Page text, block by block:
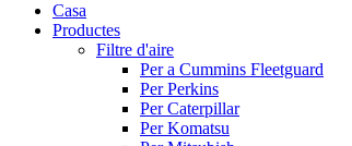
Casa
Productes
Filtre d'aire
Per a Cummins Fleetguard
Per Perkins
Per Caterpillar
Per Komatsu